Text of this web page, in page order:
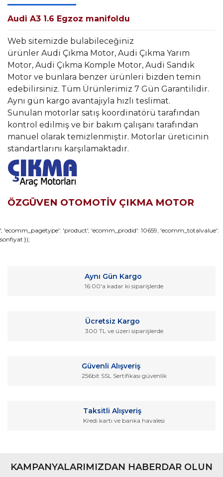
Audi A3 1.6 Egzoz manifoldu
Web sitemizde bulabileceğiniz
ürünler Audi Çıkma Motor, Audi Çıkma Yarım
Motor, Audi Çıkma Komple Motor, Audi Sandık
Motor ve bunlara benzer ürünleri bizden temin
edebilirsiniz. Tüm Ürünlerimiz 7 Gün Garantilidir.
Aynı gün kargo avantajıyla hızlı teslimat.
Sunulan motorlar satış koordinatörü tarafından
kontrol edilmiş ve bir bakım çalışanı tarafından
manuel olarak temizlenmiştir. Motorlar üreticinin
standartlarını karşılamaktadır.
ÖZGÜVEN OTOMOTİV ÇIKMA MOTOR
Yorum Yaz
Bu ürünün fiyat bilgisi, resim, ürün açıklamalarında ve diğer
konularda yetersiz gördüğünüz noktaları öneri formunu
Ürün resmi kalitesiz, bozuk veya görüntülenemiyor.
Ürün fiyatı diğer sitelerden daha pahalı.
', 'ecomm_pagetype': 'product', 'ecomm_prodid': 10659, 'ecomm_totalvalue':
sonfiyat });
Aynı Gün Kargo
16:00'a kadar ki siparişlerde
Ücretsiz Kargo
300 TL ve üzeri siparişlerde
Güvenli Alışveriş
256bit SSL Sertifikası güvenlik
Taksitli Alışveriş
Kredi kartı ve banka havalesi
KAMPANYALARIMIZDAN HABERDAR OLUN